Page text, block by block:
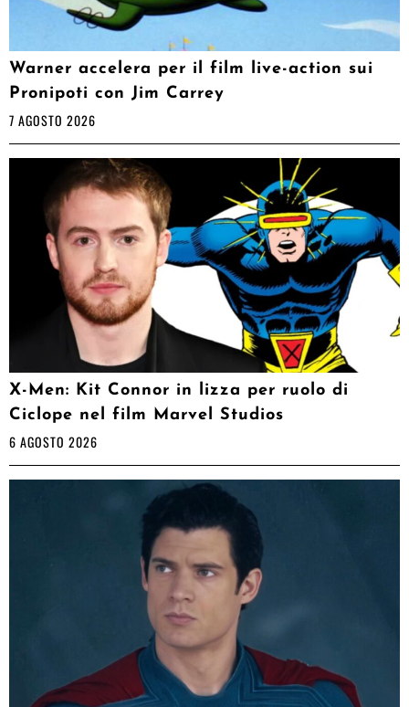
Warner accelera per il film live-action sui
Pronipoti con Jim Carrey
7 AGOSTO 2026
X-Men: Kit Connor in lizza per ruolo di
Ciclope nel film Marvel Studios
6 AGOSTO 2026